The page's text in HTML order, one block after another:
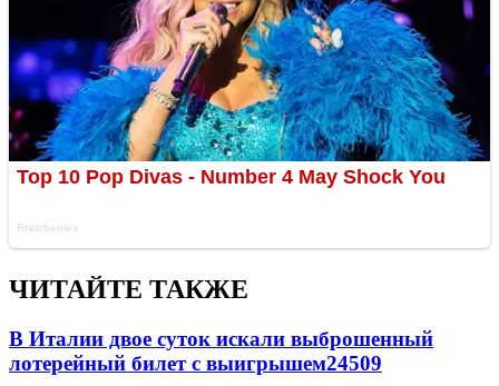
ЧИТАЙТЕ ТАКЖЕ
В Италии двое суток искали выброшенный
лотерейный билет с выигрышем24509